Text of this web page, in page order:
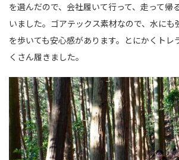
を選んだので、会社履いて行って、走って帰
いました。ゴアテックス素材なので、水にも
を歩いても安心感があります。とにかくトレ
くさん履きました。